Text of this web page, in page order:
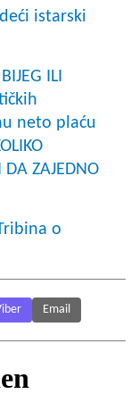
istarski
ILI
neto plaću
DA ZAJEDNO
o
Email